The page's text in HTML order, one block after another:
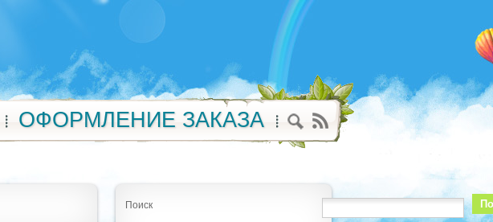
ОФОРМЛЕНИЕ ЗАКАЗА
Поиск